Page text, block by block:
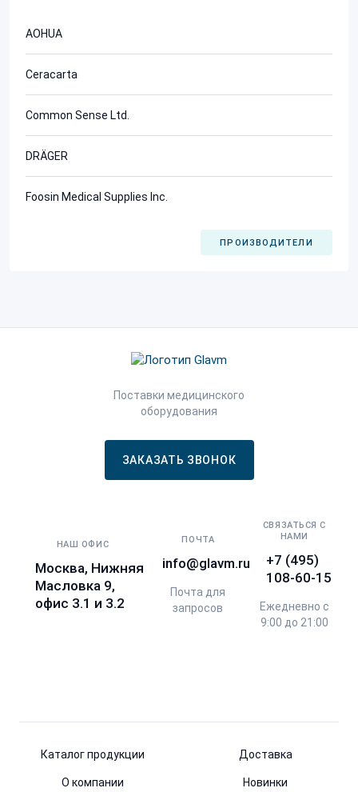
AOHUA
Ceracarta
Common Sense Ltd.
DRÄGER
Foosin Medical Supplies Inc.
ПРОИЗВОДИТЕЛИ
Поставки медицинского
оборудования
ЗАКАЗАТЬ ЗВОНОК
НАШ ОФИС
Москва, Нижняя
Масловка 9,
офис 3.1 и 3.2
ПОЧТА
info@glavm.ru
Почта для
запросов
СВЯЗАТЬСЯ С
НАМИ
+7 (495)
108-60-15
Ежедневно с
9:00 до 21:00
Каталог продукции Доставка
О компании Новинки